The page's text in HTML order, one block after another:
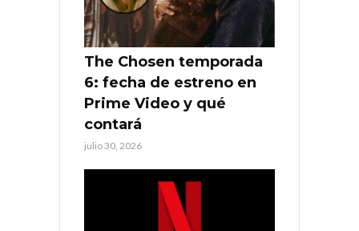
The Chosen temporada
6: fecha de estreno en
Prime Video y qué
contará
julio 30, 2026